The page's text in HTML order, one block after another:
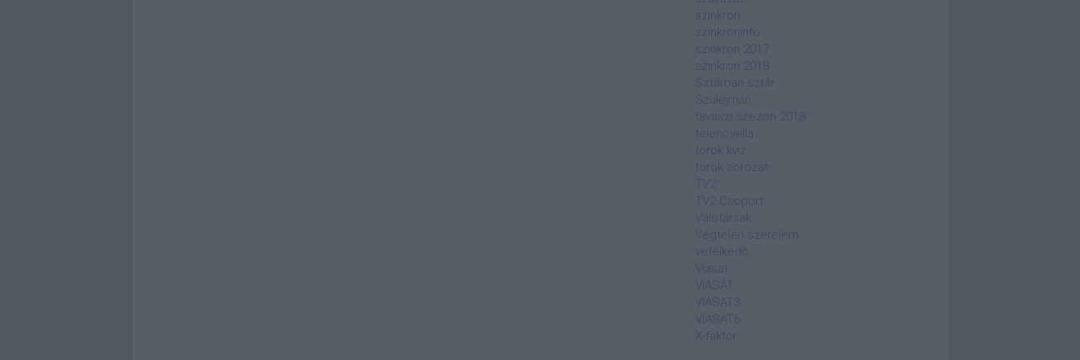
szinkron
szinkroninfó
szinkron 2017
szinkron 2018
Sztárban sztár
Szulejmán
tavaszi szezon 2018
telenovella
török kvíz
török sorozat
TV2
TV2 Csoport
Válótársak
Végtelen szerelem
vetélkedő
Viasat
VIASAT
VIASAT3
VIASAT6
X-faktor